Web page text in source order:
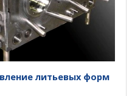
литьевых форм